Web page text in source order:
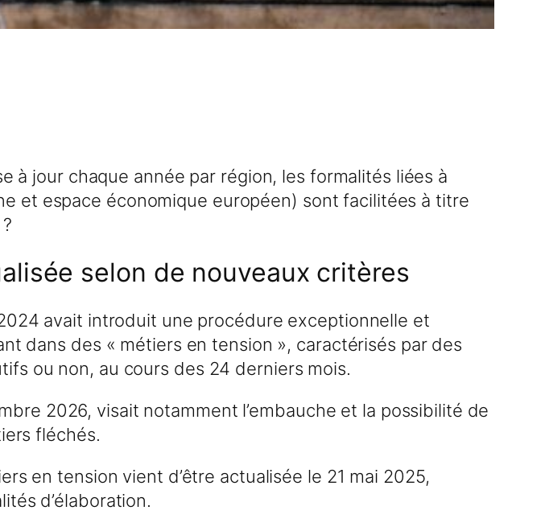
à jour chaque année par région, les formalités liées à
et espace économique européen) sont facilitées à titre
selon de nouveaux critères
avait introduit une procédure exceptionnelle et
dans des « métiers en tension », caractérisés par des
ou non, au cours des 24 derniers mois.
2026, visait notamment l’embauche et la possibilité de
fléchés.
en tension vient d’être actualisée le 21 mai 2025,
d’élaboration.